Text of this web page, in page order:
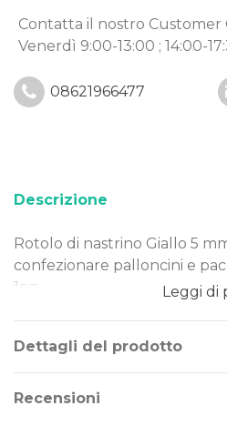
Contatta il nostro Customer
Venerdì 9:00-13:00 ; 14:00-
08621966477
Descrizione
Rotolo di nastrino Giallo 5
confezionare palloncini e
1pz.
Leggi di
Dettagli del prodotto
Recensioni